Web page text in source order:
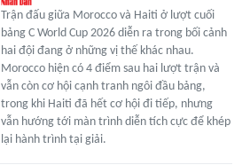
Trận đấu giữa Morocco và Haiti ở lượt cuối
bảng C World Cup 2026 diễn ra trong bối cảnh
hai đội đang ở những vị thế khác nhau.
Morocco hiện có 4 điểm sau hai lượt trận và
vẫn còn cơ hội cạnh tranh ngôi đầu bảng,
trong khi Haiti đã hết cơ hội đi tiếp, nhưng
vẫn hướng tới màn trình diễn tích cực để khép
lại hành trình tại giải.